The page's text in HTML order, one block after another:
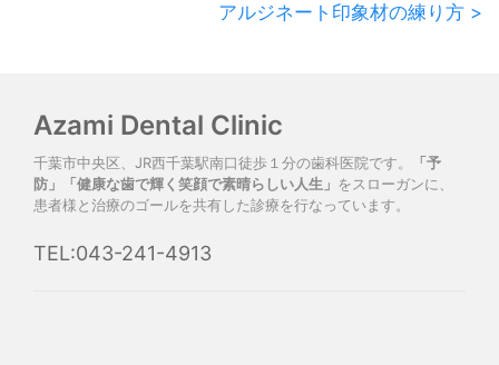
アルジネート印象材の練り方 >
Azami Dental Clinic
千葉市中央区、JR西千葉駅南口徒歩１分の歯科医院です。
「予
防」「健康な歯で輝く笑顔で素晴らしい人生」 をスローガンに、
患者様と治療のゴールを共有した診療を行なっています。
TEL:043-241-4913